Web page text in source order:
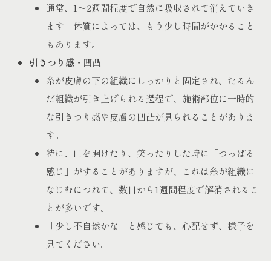
通常、1〜2週間程度で自然に吸収されて消えていき
ます。体質によっては、もう少し時間がかかること
もあります。
引きつり感・凹凸
糸が皮膚の下の組織にしっかりと固定され、たるん
だ組織が引き上げられる過程で、施術部位に一時的
な引きつり感や皮膚の凹凸が見られることがありま
す。
特に、口を開けたり、笑ったりした時に「つっぱる
感じ」がすることがありますが、これは糸が組織に
なじむにつれて、数日から1週間程度で解消されるこ
とが多いです。
「少し不自然かな」と感じても、心配せず、様子を
見てください。